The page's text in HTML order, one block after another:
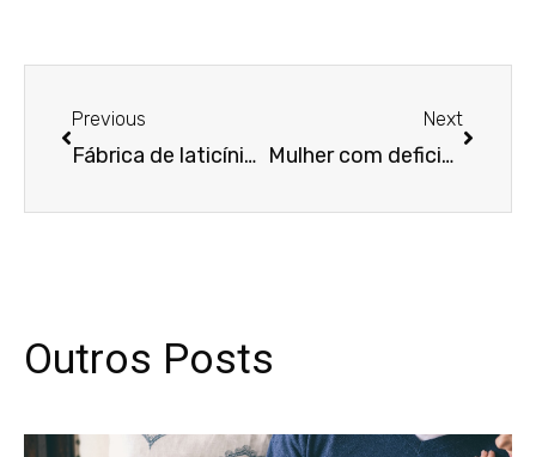
Previous
Fábrica de laticínios não é responsável por parcelas devidas a ajudante de transportadora contratada
Next
Mulher com deficiência será indenizada após segurança de aeroporto impedir uso de cadeira de rodas
Outros Posts